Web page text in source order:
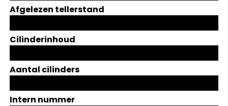
Afgelezen tellerstand
Cilinderinhoud
Aantal cilinders
Intern nummer